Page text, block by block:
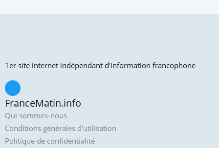
1er site internet indépendant d'information francophone
FranceMatin.info
Qui sommes-nous
Conditions générales d'utilisation
Politique de confidentialité